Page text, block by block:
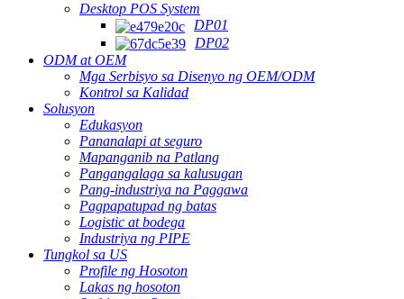
Desktop POS System
DP01
DP02
ODM at OEM
Mga Serbisyo sa Disenyo ng OEM/ODM
Kontrol sa Kalidad
Solusyon
Edukasyon
Pananalapi at seguro
Mapanganib na Patlang
Pangangalaga sa kalusugan
Pang-industriya na Paggawa
Pagpapatupad ng batas
Logistic at bodega
Industriya ng PIPE
Tungkol sa US
Profile ng Hosoton
Lakas ng hosoton